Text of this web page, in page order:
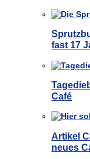
fast 17
Café
Artikel
neues